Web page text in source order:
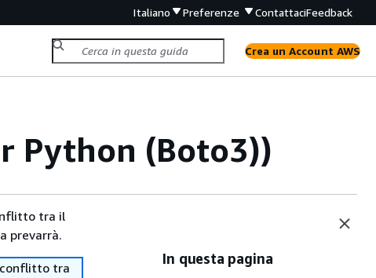
Italiano Preferenze ContattaciFeedback
Crea un Account AWS
Python (Boto3))
tra il
prevarrà.
tra
In questa pagina